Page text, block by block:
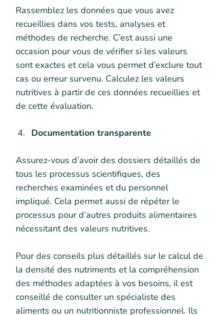
Rassemblez les données que vous avez
recueillies dans vos tests, analyses et
méthodes de recherche. C’est aussi une
occasion pour vous de vérifier si les valeurs
sont exactes et cela vous permet d’exclure tout
cas ou erreur survenu. Calculez les valeurs
nutritives à partir de ces données recueillies et
de cette évaluation.
Documentation transparente
Assurez-vous d’avoir des dossiers détaillés de
tous les processus scientifiques, des
recherches examinées et du personnel
impliqué. Cela permet aussi de répéter le
processus pour d’autres produits alimentaires
nécessitant des valeurs nutritives.
Pour des conseils plus détaillés sur le calcul de
la densité des nutriments et la compréhension
des méthodes adaptées à vos besoins, il est
conseillé de consulter un spécialiste des
aliments ou un nutritionniste professionnel. Ils